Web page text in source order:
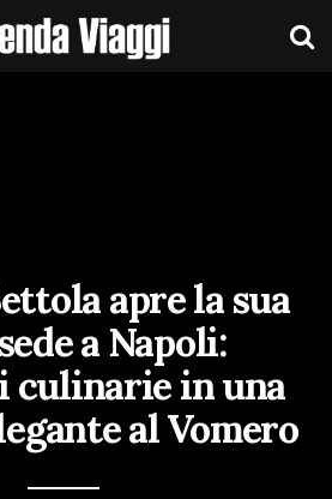
apre la sua
a Napoli:
culinarie in una
al Vomero